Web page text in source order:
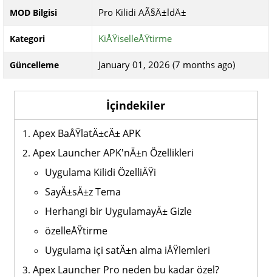
MOD Bilgisi Pro Kilidi AÃ§Ä±ldÄ±
Kategori KiÅŸiselleÅŸtirme
Güncelleme January 01, 2026 (7 months ago)
İçindekiler
Apex BaÅŸlatÄ±cÄ± APK
Apex Launcher APK'nÄ±n Özellikleri
Uygulama Kilidi ÖzelliÄŸi
SayÄ±sÄ±z Tema
Herhangi bir UygulamayÄ± Gizle
özelleÅŸtirme
Uygulama içi satÄ±n alma iÅŸlemleri
Apex Launcher Pro neden bu kadar özel?